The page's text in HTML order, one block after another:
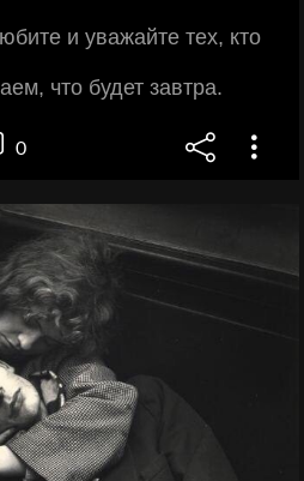
и уважайте тех, кто
что будет завтра.
0